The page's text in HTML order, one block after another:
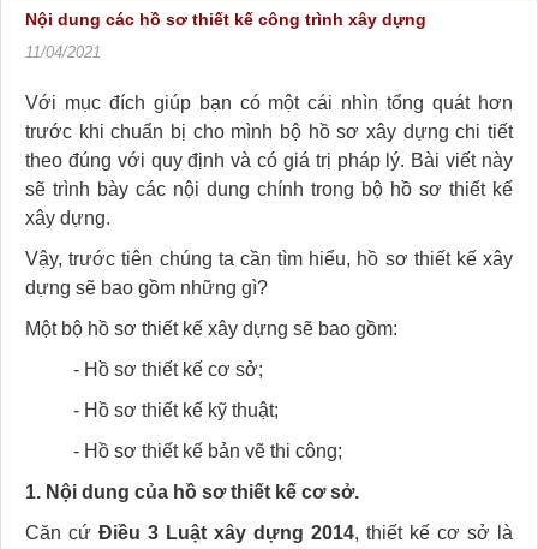
Nội dung các hồ sơ thiết kế công trình xây dựng
11/04/2021
Với mục đích giúp bạn có một cái nhìn tổng quát hơn
trước khi chuẩn bị cho mình bộ hồ sơ xây dựng chi tiết
theo đúng với quy định và có giá trị pháp lý. Bài viết này
sẽ trình bày các nội dung chính trong bộ hồ sơ thiết kế
xây dựng.
Vậy, trước tiên chúng ta cần tìm hiểu, hồ sơ thiết kế xây
dựng sẽ bao gồm những gì?
Một bộ hồ sơ thiết kế xây dựng sẽ bao gồm:
- Hồ sơ thiết kế cơ sở;
- Hồ sơ thiết kế kỹ thuật;
- Hồ sơ thiết kế bản vẽ thi công;
1. Nội dung của hồ sơ thiết kế cơ sở.
Căn cứ Điều 3 Luật xây dựng 2014, thiết kế cơ sở là